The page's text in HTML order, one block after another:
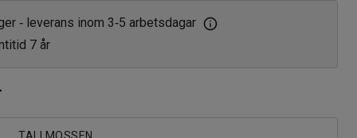
‑ leverans inom 3‑5 arbetsdagar
7 år